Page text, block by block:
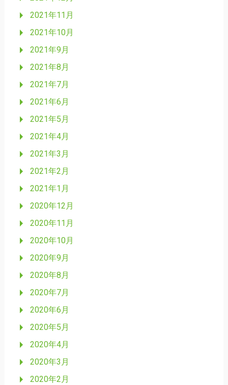
2021年11月
2021年10月
2021年9月
2021年8月
2021年7月
2021年6月
2021年5月
2021年4月
2021年3月
2021年2月
2021年1月
2020年12月
2020年11月
2020年10月
2020年9月
2020年8月
2020年7月
2020年6月
2020年5月
2020年4月
2020年3月
2020年2月